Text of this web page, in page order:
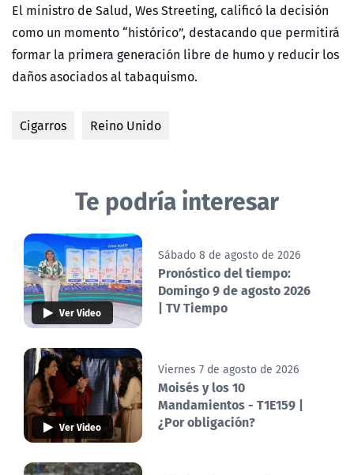
El ministro de Salud, Wes Streeting, calificó la decisión
como un momento “histórico”, destacando que permitirá
formar la primera generación libre de humo y reducir los
daños asociados al tabaquismo.
Cigarros Reino Unido
Te podría interesar
Ver Video
Sábado 8 de agosto de 2026
Pronóstico del tiempo:
Domingo 9 de agosto 2026
| TV Tiempo
Ver Video
Viernes 7 de agosto de 2026
Moisés y los 10
Mandamientos - T1E159 |
¿Por obligación?